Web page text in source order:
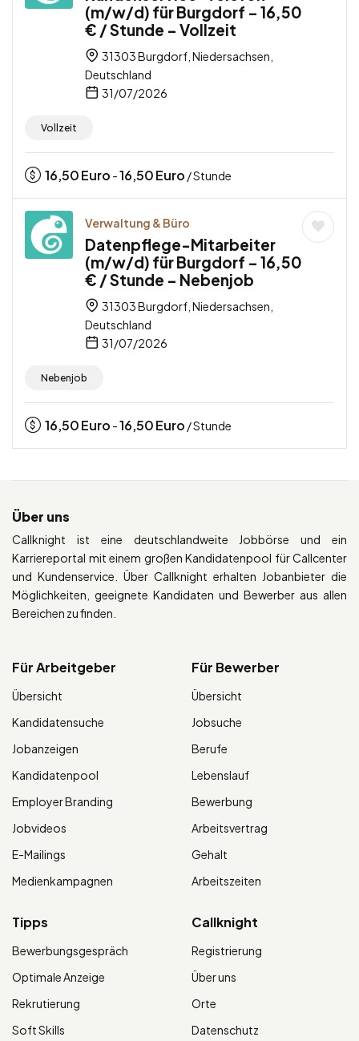
(m/w/d) für Burgdorf – 16,50
€ / Stunde – Vollzeit
31303 Burgdorf, Niedersachsen,
Deutschland
31/07/2026
Vollzeit
16,50Euro -16,50Euro / Stunde
Verwaltung & Büro
Datenpflege-Mitarbeiter
(m/w/d) für Burgdorf – 16,50
€ / Stunde – Nebenjob
31303 Burgdorf, Niedersachsen,
Deutschland
31/07/2026
Nebenjob
16,50Euro -16,50Euro / Stunde
Über uns
Callknight ist eine deutschlandweite Jobbörse und ein
Karriereportal mit einem großen Kandidatenpool für Callcenter
und Kundenservice. Über Callknight erhalten Jobanbieter die
Möglichkeiten, geeignete Kandidaten und Bewerber aus allen
Bereichen zu finden.
Für Arbeitgeber
Übersicht
Kandidatensuche
Jobanzeigen
Kandidatenpool
Employer Branding
Jobvideos
E-Mailings
Medienkampagnen
Für Bewerber
Übersicht
Jobsuche
Berufe
Lebenslauf
Bewerbung
Arbeitsvertrag
Gehalt
Arbeitszeiten
Tipps
Bewerbungsgespräch
Optimale Anzeige
Rekrutierung
Soft Skills
Callknight
Registrierung
Über uns
Orte
Datenschutz